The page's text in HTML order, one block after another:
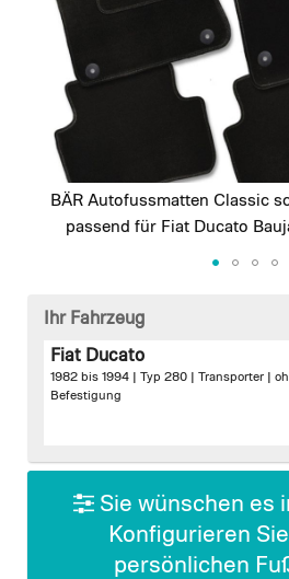
BÄR Autofussmatten Classic
passend für Fiat Ducato
beginning
gallery
Ihr Fahrzeug
Fiat Ducato
1982 bis 1994 | Typ 280 | Transporter |
Befestigung
Sie wünschen es
Konfigurieren
persönlichen